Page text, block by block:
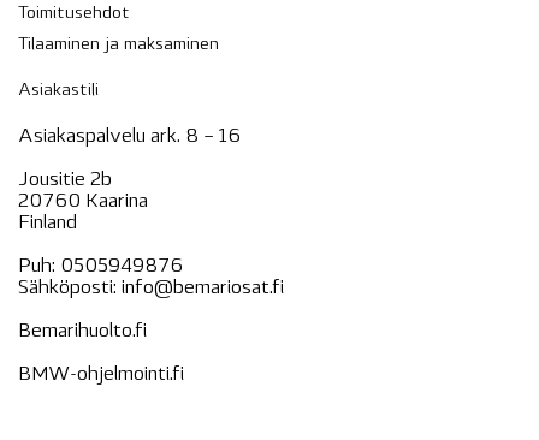
Toimitusehdot
Tilaaminen ja maksaminen
Asiakastili
Asiakaspalvelu ark. 8 – 16
Jousitie 2b
20760 Kaarina
Finland
Puh: 0505949876
Sähköposti: info@bemariosat.fi
Bemarihuolto.fi
BMW-ohjelmointi.fi